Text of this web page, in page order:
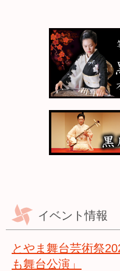
イベント情報
とやま舞台芸術祭
も舞台公演」